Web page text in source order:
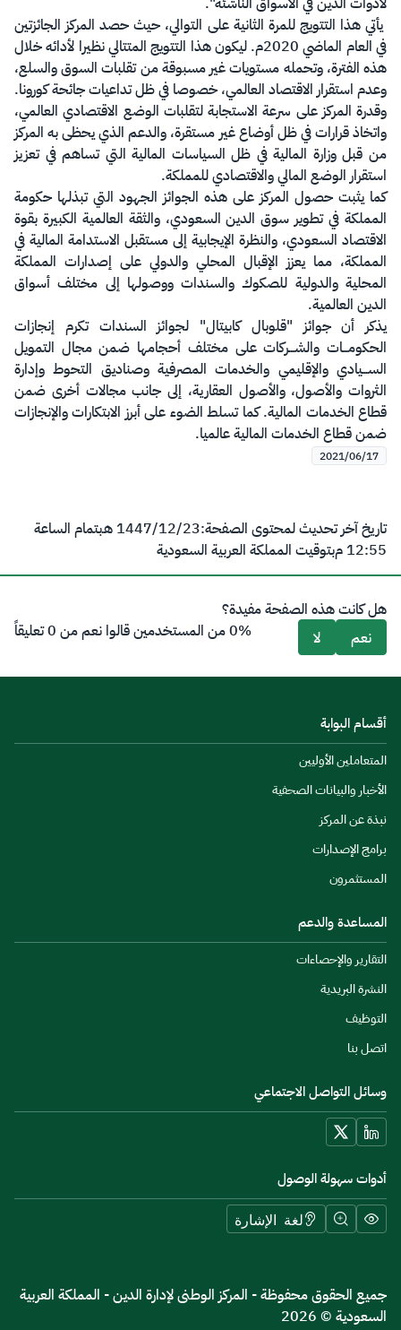
يأتي هذا التتويج للمرة الثانية على التوالي، حيث حصد المركز الجائزتين
في العام الماضي 2020م. ليكون هذا التتويج المتتالي نظيرا لأدائه خلال
هذه الفترة، وتحمله مستويات غير مسبوقة من تقلبات السوق والسلع،
وعدم استقرار الاقتصاد العالمي، خصوصا في ظل تداعيات جائحة كورونا.
وقدرة المركز على سرعة الاستجابة لتقلبات الوضع الاقتصادي العالمي،
واتخاذ قرارات في ظل أوضاع غير مستقرة، والدعم الذي يحظى به المركز
من قبل وزارة المالية في ظل السياسات المالية التي تساهم في تعزيز
استقرار الوضع المالي والاقتصادي للمملكة.
كما يثبت حصول المركز على هذه الجوائز الجهود التي تبذلها حكومة
المملكة في تطوير سوق الدين السعودي، والثقة العالمية الكبيرة بقوة
الاقتصاد السعودي، والنظرة الإيجابية إلى مستقبل الاستدامة المالية في
المملكة، مما يعزز الإقبال المحلي والدولي على إصدارات المملكة
المحلية والدولية للصكوك والسندات ووصولها إلى مختلف أسواق
الدين العالمية.
يذكر أن جوائز "قلوبال كابيتال" لجوائز السندات تكرم إنجازات
الحكومـــات والشـــركات على مختلف أحجامها ضمن مجال التمويل
الســـيادي والإقليمي والخدمات المصرفية وصناديق التحوط وإدارة
الثروات والأصول، والأصول العقارية، إلى جانب مجالات أخرى ضمن
قطاع الخدمات المالية. كما تسلط الضوء على أبرز الابتكارات والإنجازات
ضمن قطاع الخدمات المالية عالميا.
2021/06/17
تاريخ آخر تحديث لمحتوى الصفحة:23‏/12‏/1447 هـ
بتمام الساعة
12:55 م
بتوقيت المملكة العربية السعودية
هل كانت هذه الصفحة مفيدة؟
نعم
لا 0% من المستخدمين قالوا نعم من 0 تعليقاً
أقسام البوابة
المتعاملين الأوليين
الأخبار والبيانات الصحفية
نبذة عن المركز
برامج الإصدارات
المستثمرون
المساعدة والدعم
التقارير والإحصاءات
النشرة البريدية
التوظيف
اتصل بنا
وسائل التواصل الاجتماعي
أدوات سهولة الوصول
لغة الإشارة
جميع الحقوق محفوظة - المركز الوطنى لإدارة الدين - المملكة العربية
السعودية © 2026